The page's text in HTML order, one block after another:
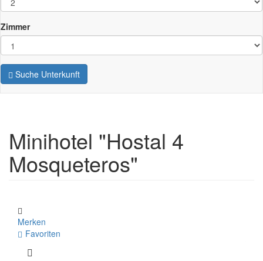
Zimmer
Suche Unterkunft
Minihotel "Hostal 4
Mosqueteros"
Merken
Favoriten